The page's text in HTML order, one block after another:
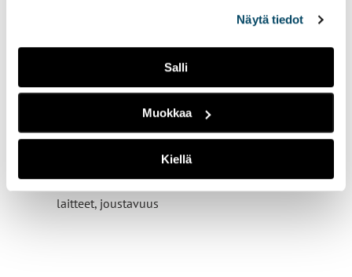
Näytä tiedot
Salli
Muokkaa
Kiellä
Koulutus:Konetekniikka, Turun
ammattikorkeakoulu
Opintojen vaihe:3. vuoden kevät
Tavoitevalmistuminen:kevät 2027
tapahtumien järjestäminen, matkustelu
Parasta opinnoissa:yhteisöllisyys, hyvät tilat ja
laitteet, joustavuus